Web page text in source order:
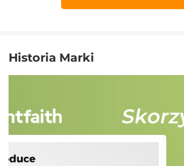
Historia Marki